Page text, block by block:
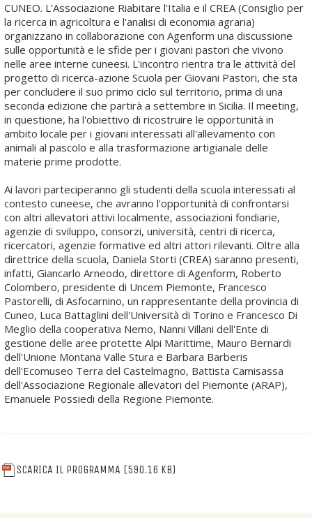
CUNEO. L'Associazione Riabitare l'Italia e il CREA (Consiglio per
la ricerca in agricoltura e l'analisi di economia agraria)
organizzano in collaborazione con Agenform una discussione
sulle opportunità e le sfide per i giovani pastori che vivono
nelle aree interne cuneesi. L'incontro rientra tra le attività del
progetto di ricerca-azione Scuola per Giovani Pastori, che sta
per concludere il suo primo ciclo sul territorio, prima di una
seconda edizione che partirà a settembre in Sicilia. Il meeting,
in questione, ha l'obiettivo di ricostruire le opportunità in
ambito locale per i giovani interessati all'allevamento con
animali al pascolo e alla trasformazione artigianale delle
materie prime prodotte.
Ai lavori parteciperanno gli studenti della scuola interessati al
contesto cuneese, che avranno l'opportunità di confrontarsi
con altri allevatori attivi localmente, associazioni fondiarie,
agenzie di sviluppo, consorzi, università, centri di ricerca,
ricercatori, agenzie formative ed altri attori rilevanti. Oltre alla
direttrice della scuola, Daniela Storti (CREA) saranno presenti,
infatti, Giancarlo Arneodo, direttore di Agenform, Roberto
Colombero, presidente di Uncem Piemonte, Francesco
Pastorelli, di Asfocarnino, un rappresentante della provincia di
Cuneo, Luca Battaglini dell'Università di Torino e Francesco Di
Meglio della cooperativa Nemo, Nanni Villani dell'Ente di
gestione delle aree protette Alpi Marittime, Mauro Bernardi
dell'Unione Montana Valle Stura e Barbara Barberis
dell'Ecomuseo Terra del Castelmagno, Battista Camisassa
dell'Associazione Regionale allevatori del Piemonte (ARAP),
Emanuele Possiedi della Regione Piemonte.
SCARICA IL PROGRAMMA (590.16 KB)